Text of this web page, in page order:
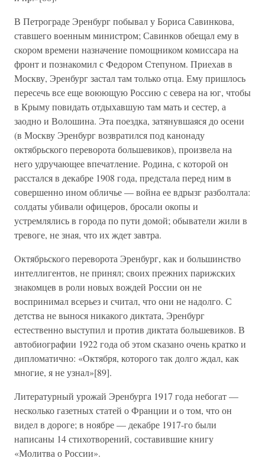
В Петрограде Эренбург побывал у Бориса Савинкова,
ставшего военным министром; Савинков обещал ему в
скором времени назначение помощником комиссара на
фронт и познакомил с Федором Степуном. Приехав в
Москву, Эренбург застал там только отца. Ему пришлось
пересечь все еще воюющую Россию с севера на юг, чтобы
в Крыму повидать отдыхавшую там мать и сестер, а
заодно и Волошина. Эта поездка, затянувшаяся до осени
(в Москву Эренбург возвратился под канонаду
октябрьского переворота большевиков), произвела на
него удручающее впечатление. Родина, с которой он
расстался в декабре 1908 года, предстала перед ним в
совершенно ином обличье — война ее вдрызг разболтала:
солдаты убивали офицеров, бросали окопы и
устремлялись в города по пути домой; обыватели жили в
тревоге, не зная, что их ждет завтра.
Октябрьского переворота Эренбург, как и большинство
интеллигентов, не принял; своих прежних парижских
знакомцев в роли новых вождей России он не
воспринимал всерьез и считал, что они не надолго. С
детства не вынося никакого диктата, Эренбург
естественно выступил и против диктата большевиков. В
автобиографии 1922 года об этом сказано очень кратко и
дипломатично: «Октября, которого так долго ждал, как
многие, я не узнал»[89].
Литературный урожай Эренбурга 1917 года небогат —
несколько газетных статей о Франции и о том, что он
видел в дороге; в ноябре — декабре 1917-го были
написаны 14 стихотворений, составившие книгу
«Молитва о России».